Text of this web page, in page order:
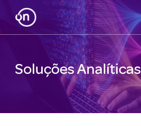
Soluções Analíticas